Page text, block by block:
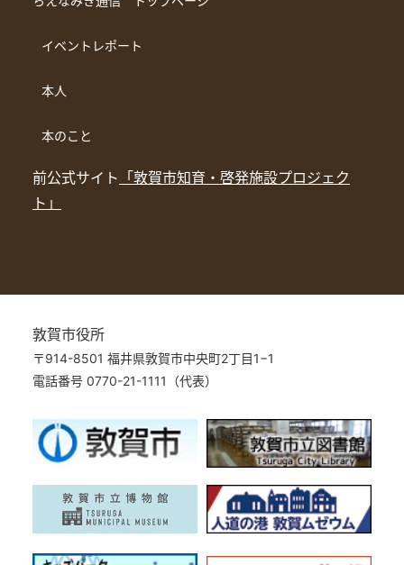
イベントレポート
本人
本のこと
前公式サイト 「敦賀市知育・啓発施設プロジェク
ト」
敦賀市役所
〒914-8501 福井県敦賀市中央町2丁目1−1
電話番号 0770-21-1111（代表）